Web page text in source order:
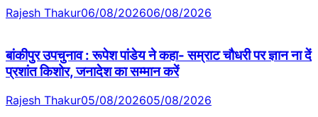
Rajesh Thakur06/08/202606/08/2026
बांकीपुर उपचुनाव : रूपेश पांडेय ने कहा- सम्राट चौधरी पर ज्ञान ना दें
प्रशांत किशोर, जनादेश का सम्मान करें
Rajesh Thakur05/08/202605/08/2026